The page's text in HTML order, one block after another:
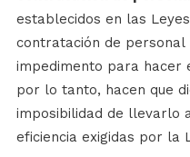
establecidos en las
contratación de personal
impedimento para hacer
por lo tanto, hacen que
imposibilidad de llevarlo
eficiencia exigidas por la